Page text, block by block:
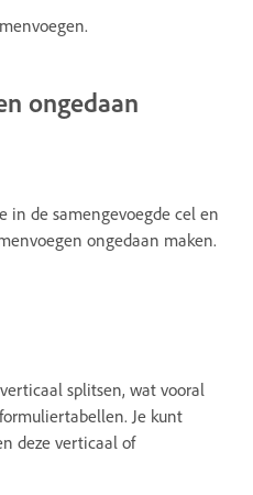
ongedaan
in de samengevoegde cel en
ongedaan maken.
splitsen, wat vooral
Je kunt
deze verticaal of